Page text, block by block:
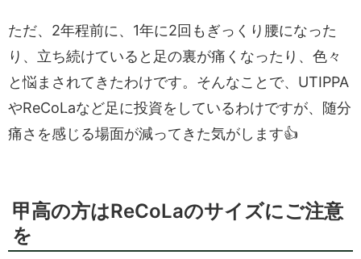
ただ、2年程前に、1年に2回もぎっくり腰になった
り、立ち続けていると足の裏が痛くなったり、色々
と悩まされてきたわけです。そんなことで、UTIPPA
やReCoLaなど足に投資をしているわけですが、随分
痛さを感じる場面が減ってきた気がします👍
甲高の方はReCoLaのサイズにご注意
を